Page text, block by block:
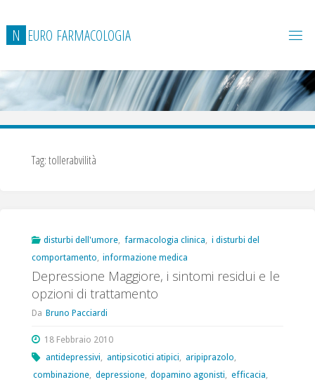
contenuto
N EURO FARMACOLOGIA
Tag:tollerabvilità
disturbi dell'umore, farmacologia clinica, i disturbi del
comportamento, informazione medica
Depressione Maggiore, i sintomi residui e le
opzioni di trattamento
Da Bruno Pacciardi
18 Febbraio 2010
antidepressivi, antipsicotici atipici, aripiprazolo,
combinazione, depressione, dopamino agonisti, efficacia,